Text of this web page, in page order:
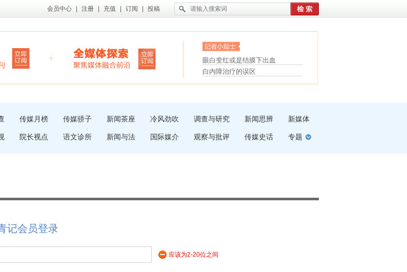
会员中心 注册 充值 订阅 投稿
眼白变红或是结膜下出血
“枝桠”“树桠”宜写成“枝...
夏天缓解疲劳有三招
护腰，摆脱六大坏习惯
受伤了冰敷还是热敷
白内障治疗的误区
传媒月榜 传媒骄子 新闻茶座 冷风劲吹 调查与研究 新闻思辨 新媒体
院长视点 语文诊所 新闻与法 国际媒介 观察与批评 传媒史话 专题
记会员登录
应该为2-20位之间